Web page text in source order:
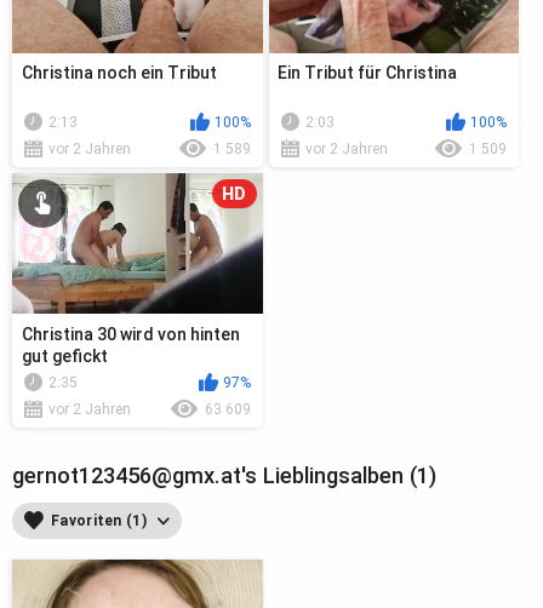
Christina noch ein Tribut
2:13
100%
vor 2 Jahren
1 589
Ein Tribut für Christina
2:03
100%
vor 2 Jahren
1 509
HD
Christina 30 wird von hinten
gut gefickt
2:35
97%
vor 2 Jahren
63 609
gernot123456@gmx.at's Lieblingsalben (1)
Favoriten (1)